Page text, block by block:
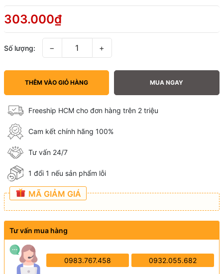
303.000₫
Số lượng: − +
THÊM VÀO GIỎ HÀNG MUA NGAY
Freeship HCM cho đơn hàng trên 2 triệu
Cam kết chính hãng 100%
Tư vấn 24/7
1 đổi 1 nếu sản phẩm lỗi
MÃ GIẢM GIÁ
Tư vấn mua hàng
0983.767.458 0932.055.682